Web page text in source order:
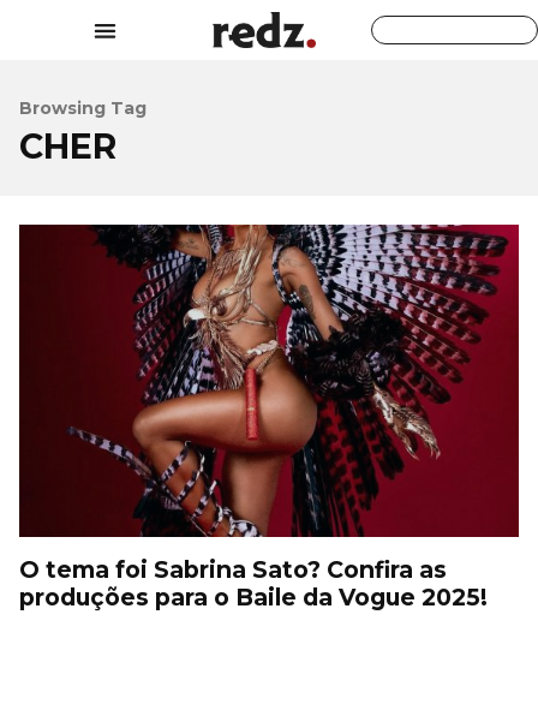
Browsing Tag
CHER
O tema foi Sabrina Sato? Confira as
produções para o Baile da Vogue 2025!